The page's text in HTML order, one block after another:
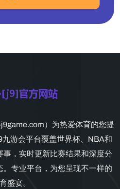
）为热爱体育的您提
游会平台覆盖世界杯、NBA和
，实时更新比赛结果和深度分
专业平台，为您呈现不一样的
盛宴。